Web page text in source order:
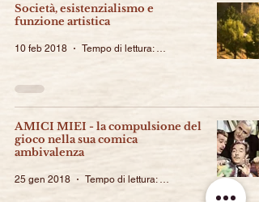
Società, esistenzialismo e
funzione artistica
10 feb 2018 Tempo di lettura: 4 min
AMICI MIEI - la compulsione del
gioco nella sua comica
ambivalenza
25 gen 2018 Tempo di lettura: 3 min